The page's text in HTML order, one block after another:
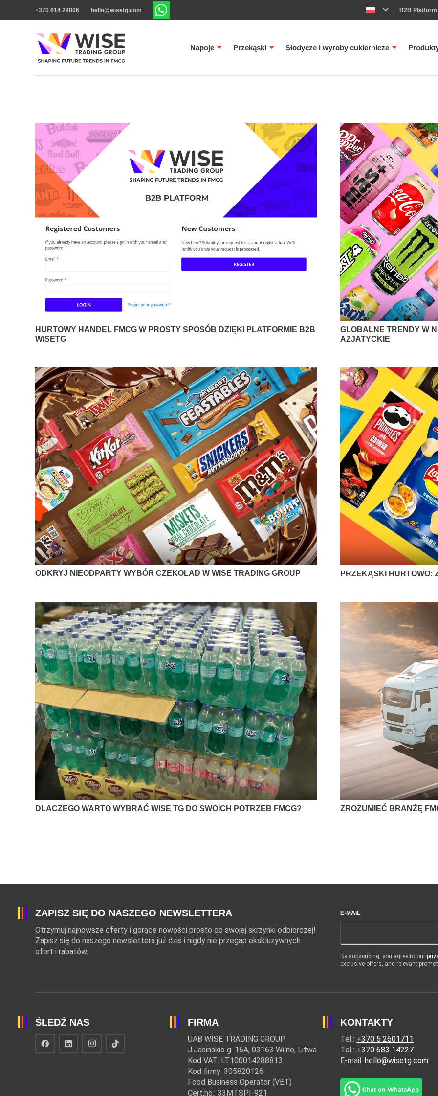
+370 614 29806 hello@wisetg.com B2B Platform
Napoje Przekąski Słodycze i wyroby cukiernicze
HURTOWY HANDEL FMCG W PROSTY SPOSÓB DZIĘKI PLATFORMIE B2B
WISETG
GLOBALNE TRENDY W
AZJATYCKIE
ODKRYJ NIEODPARTY WYBÓR CZEKOLAD W WISE TRADING GROUP PRZEKĄSKI HURTOWO:
DLACZEGO WARTO WYBRAĆ WISE TG DO SWOICH POTRZEB FMCG? ZROZUMIEĆ BRANŻĘ
ZAPISZ SIĘ DO NASZEGO NEWSLETTERA
Otrzymuj najnowsze oferty i gorące nowości prosto do swojej skrzynki odbiorczej!
Zapisz się do naszego newslettera już dziś i nigdy nie przegap ekskluzywnych
ofert i rabatów.
E-MAIL
By subscribing, you agree to our
exclusive offers, and relevant
ŚLEDŹ NAS FIRMA
UAB WISE TRADING GROUP
J.Jasinskio g. 16A, 03163 Wilno, Litwa
Kod VAT: LT100014288813
Kod firmy: 305820126
Food Business Operator (VET)
Cert.no.: 33MTSPĮ-921
KONTAKTY
Tel.: +370 5 2601711
Tel.: +370 683 14227
E-mail: hello@wisetg.com